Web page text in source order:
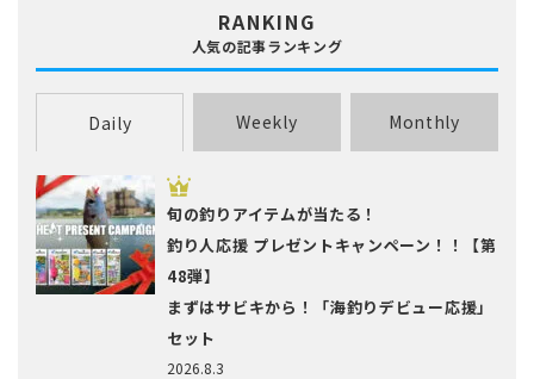
RANKING
人気の記事ランキング
Daily Weekly Monthly
2026.8.3
旬の釣りアイテムが当たる！
釣り人応援 プレゼントキャンペーン！！【第
48弾】
まずはサビキから！「海釣りデビュー応援」
セット